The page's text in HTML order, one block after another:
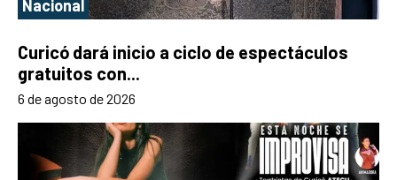
Nacional
Curicó dará inicio a ciclo de espectáculos
gratuitos con...
6 de agosto de 2026